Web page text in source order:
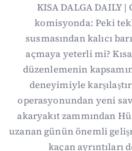
KISA DALGA DAILY |
komisyonda: Peki
susmasından kalıcı
açmaya yeterli mi?
düzenlemenin
deneyimiyle
operasyonundan yeni
akaryakıt zammından
uzanan günün önemli
kaçan ayrıntıları